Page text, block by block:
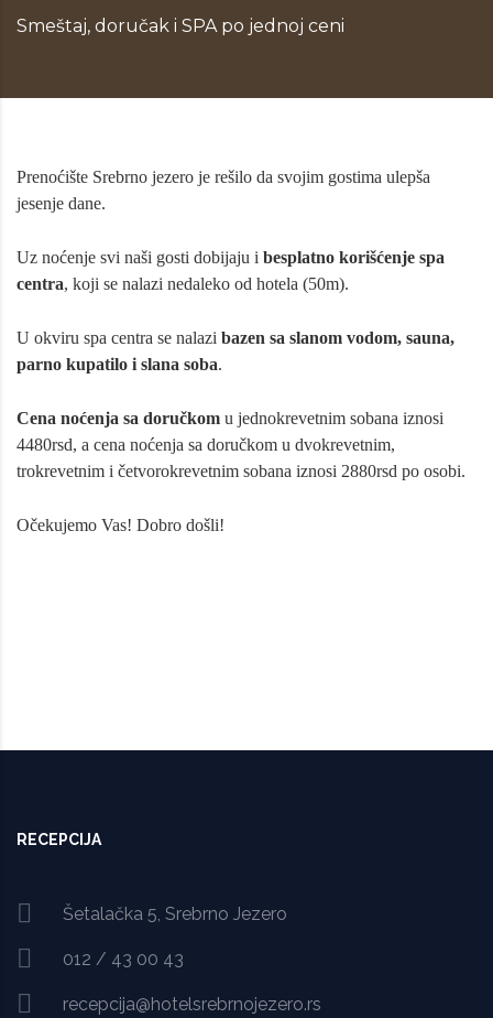
Smeštaj, doručak i SPA po jednoj ceni
Prenoćište Srebrno jezero je rešilo da svojim gostima ulepša
jesenje dane.
Uz noćenje svi naši gosti dobijaju i besplatno korišćenje spa
centra, koji se nalazi nedaleko od hotela (50m).
U okviru spa centra se nalazi bazen sa slanom vodom, sauna,
parno kupatilo i slana soba.
Cena noćenja sa doručkom u jednokrevetnim sobana iznosi
4480rsd, a cena noćenja sa doručkom u dvokrevetnim,
trokrevetnim i četvorokrevetnim sobana iznosi 2880rsd po osobi.
Očekujemo Vas! Dobro došli!
RECEPCIJA
Šetalačka 5, Srebrno Jezero
012 / 43 00 43
recepcija@hotelsrebrnojezero.rs